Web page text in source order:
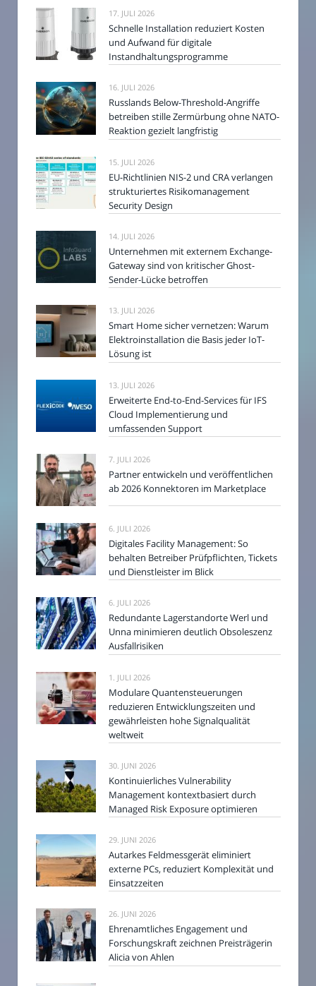
17. JULI 2026
Schnelle Installation reduziert Kosten
und Aufwand für digitale
Instandhaltungsprogramme
16. JULI 2026
Russlands Below-Threshold-Angriffe
betreiben stille Zermürbung ohne NATO-
Reaktion gezielt langfristig
15. JULI 2026
EU-Richtlinien NIS-2 und CRA verlangen
strukturiertes Risikomanagement
Security Design
14. JULI 2026
Unternehmen mit externem Exchange-
Gateway sind von kritischer Ghost-
Sender-Lücke betroffen
13. JULI 2026
Smart Home sicher vernetzen: Warum
Elektroinstallation die Basis jeder IoT-
Lösung ist
13. JULI 2026
Erweiterte End-to-End-Services für IFS
Cloud Implementierung und
umfassenden Support
7. JULI 2026
Partner entwickeln und veröffentlichen
ab 2026 Konnektoren im Marketplace
6. JULI 2026
Digitales Facility Management: So
behalten Betreiber Prüfpflichten, Tickets
und Dienstleister im Blick
6. JULI 2026
Redundante Lagerstandorte Werl und
Unna minimieren deutlich Obsoleszenz
Ausfallrisiken
1. JULI 2026
Modulare Quantensteuerungen
reduzieren Entwicklungszeiten und
gewährleisten hohe Signalqualität
weltweit
30. JUNI 2026
Kontinuierliches Vulnerability
Management kontextbasiert durch
Managed Risk Exposure optimieren
29. JUNI 2026
Autarkes Feldmessgerät eliminiert
externe PCs, reduziert Komplexität und
Einsatzzeiten
26. JUNI 2026
Ehrenamtliches Engagement und
Forschungskraft zeichnen Preisträgerin
Alicia von Ahlen